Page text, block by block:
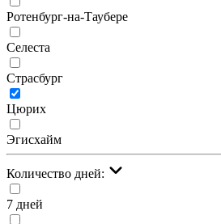
Ротенбург-на-Таубере
Селеста
Страсбург
Цюрих
Эгисхайм
Количество дней:
7 дней